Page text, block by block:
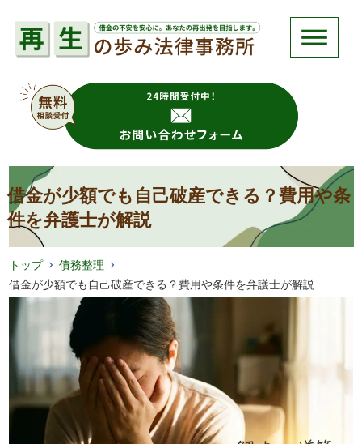
借金が少額でも自己破産できる？費用や条
件を弁護士が解説
トップ
債務整理
借金が少額でも自己破産できる？費用や条件を弁護士が解説